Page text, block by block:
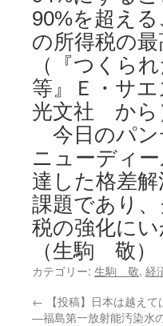
90%を超え
の所得税の
（『つくら
等』Ｅ・サ
光文社 から
今日のパン
ニューディ
達した格差
課題であり
税の強化に
（生駒 敬）
カテゴリー: 生駒 敬, 経
← 【投稿】日本は越え
―福島第一放射能汚染水